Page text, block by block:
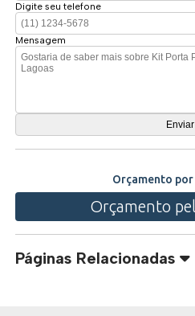
Digite seu telefone
Mensagem
Orçamento por
Orçamento
Páginas Relacionadas